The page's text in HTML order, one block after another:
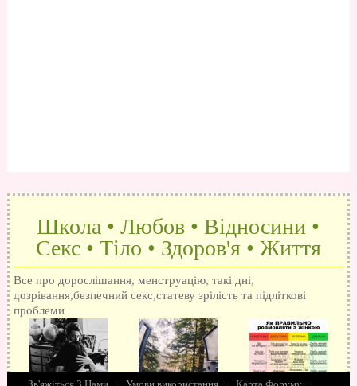
Школа • Любов • Відносини •
Секс • Тіло • Здоров'я • Життя
Все про дорослішання, менструацію, такі дні,
дозрівання,безпечний секс,статеву зрілість та підліткові
проблеми